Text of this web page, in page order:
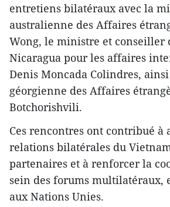
entretiens bilatéraux avec la
australienne des Affaires
Wong, le ministre et conseiller
Nicaragua pour les affaires
Denis Moncada Colindres,
géorgienne des Affaires
Botchorishvili.
Ces rencontres ont contribué
relations bilatérales du
partenaires et à renforcer la
sein des forums multilatéraux,
aux Nations Unies.